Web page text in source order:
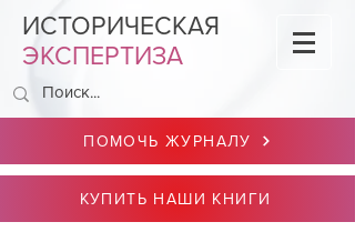
ИСТОРИЧЕСКАЯ
ЭКСПЕРТИЗА
ПОМОЧЬ ЖУРНАЛУ
КУПИТЬ НАШИ КНИГИ